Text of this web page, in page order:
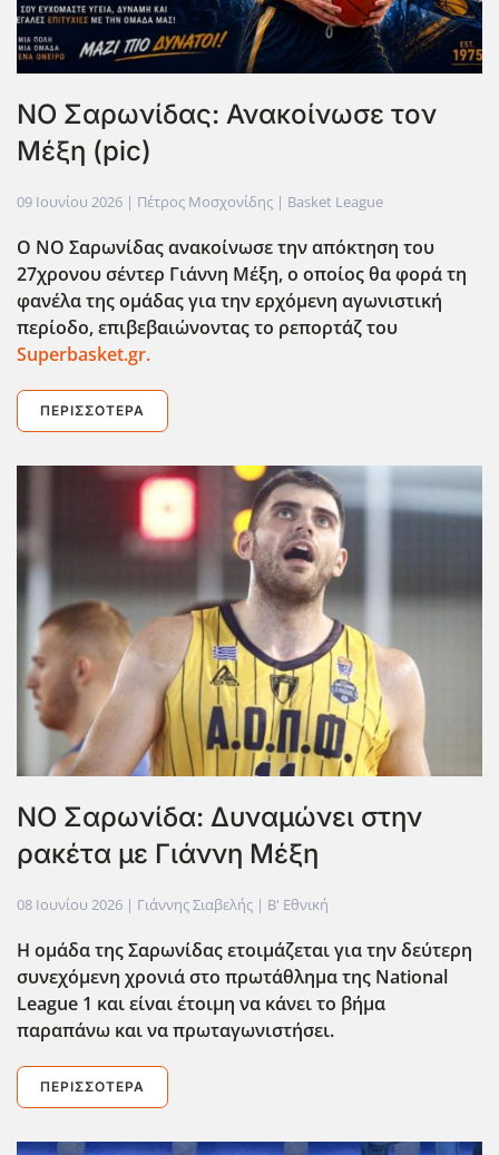
ΝΟ Σαρωνίδας: Ανακοίνωσε τον
Μέξη (pic)
09 Ιουνίου 2026 | Πέτρος Μοσχονίδης | Basket League
Ο ΝΟ Σαρωνίδας ανακοίνωσε την απόκτηση του
27χρονου σέντερ Γιάννη Μέξη, ο οποίος θα φορά τη
φανέλα της ομάδας για την ερχόμενη αγωνιστική
περίοδο, επιβεβαιώνοντας το ρεπορτάζ του
Superbasket.gr.
ΠΕΡΙΣΣΌΤΕΡΑ
ΝΟ Σαρωνίδα: Δυναμώνει στην
ρακέτα με Γιάννη Μέξη
08 Ιουνίου 2026 | Γιάννης Σιαβελής | Β' Εθνική
Η ομάδα της Σαρωνίδας ετοιμάζεται για την δεύτερη
συνεχόμενη χρονιά στο πρωτάθλημα της National
League 1 και είναι έτοιμη να κάνει το βήμα
παραπάνω και να πρωταγωνιστήσει.
ΠΕΡΙΣΣΌΤΕΡΑ